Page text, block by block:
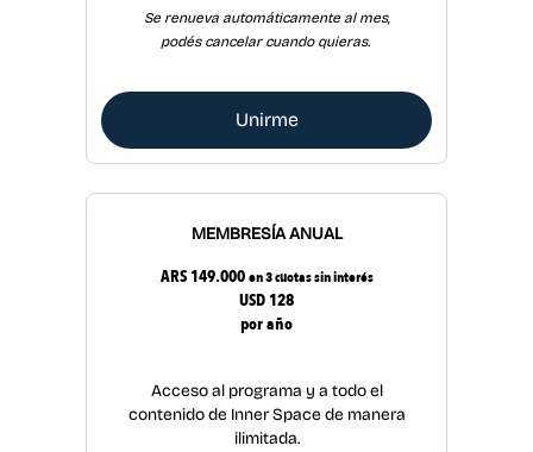
Se renueva automáticamente al mes,
podés cancelar cuando quieras.
Unirme
MEMBRESÍA ANUAL
ARS 149.000en 3 cuotas sin interés
USD 128
por año
Acceso al programa y a todo el
contenido de Inner Space de manera
ilimitada.